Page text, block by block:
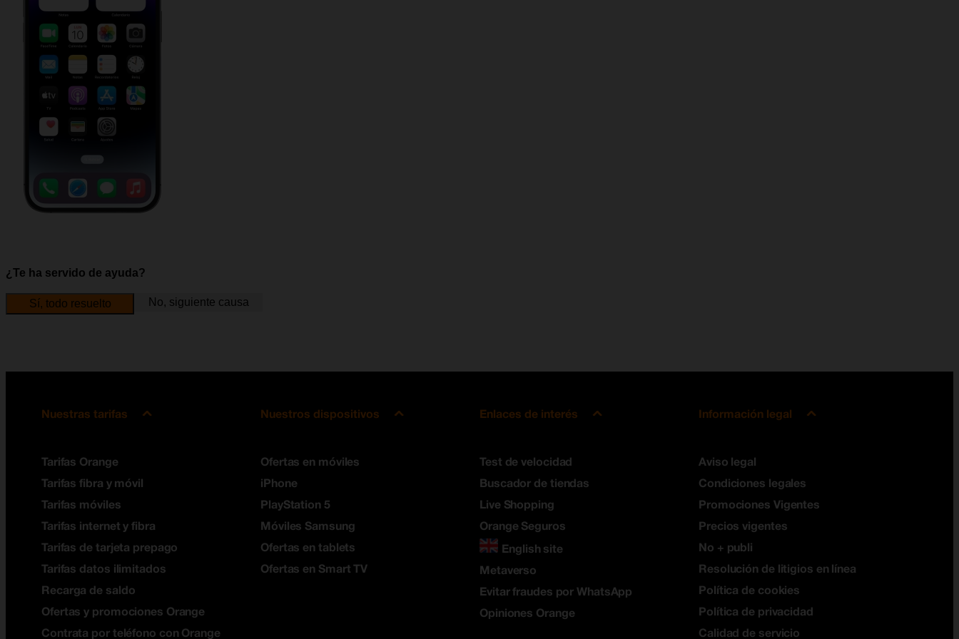
¿Te ha servido de ayuda?
Sí, todo resuelto No, siguiente causa
Nuestras tarifas
Tarifas Orange
Tarifas fibra y móvil
Tarifas móviles
Tarifas internet y fibra
Tarifas de tarjeta prepago
Tarifas datos ilimitados
Recarga de saldo
Ofertas y promociones Orange
Contrata por teléfono con Orange
Nuestros dispositivos
Ofertas en móviles
iPhone
PlayStation 5
Móviles Samsung
Ofertas en tablets
Ofertas en Smart TV
Enlaces de interés
Test de velocidad
Buscador de tiendas
Live Shopping
Orange Seguros
English site
Metaverso
Evitar fraudes por WhatsApp
Opiniones Orange
Información legal
Aviso legal
Condiciones legales
Promociones Vigentes
Precios vigentes
No + publi
Resolución de litigios en línea
Política de cookies
Política de privacidad
Calidad de servicio